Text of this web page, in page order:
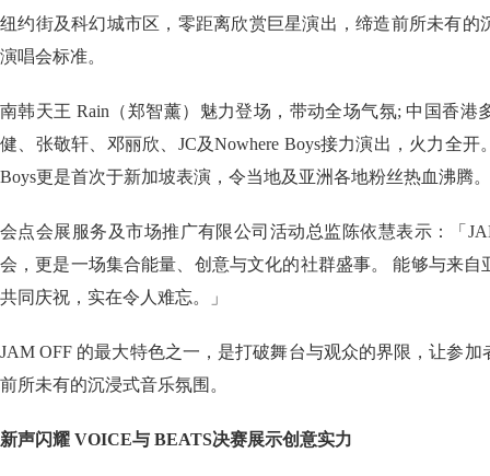
纽约街及科幻城市区，零距离欣赏巨星演出，缔造前所未有的
演唱会标准。
南韩天王 Rain（郑智薰）魅力登场，带动全场气氛; 中国香港
健、张敬轩、邓丽欣、JC及Nowhere Boys接力演出，火力全开
Boys更是首次于新加坡表演，令当地及亚洲各地粉丝热血沸腾。
会点会展服务及市场推广有限公司活动总监陈依慧表示：「
会，更是一场集合能量、创意与文化的社群盛事。 能够与来自
共同庆祝，实在令人难忘。」
JAM OFF 的最大特色之一，是打破舞台与观众的界限，让参
前所未有的沉浸式音乐氛围。
新声闪耀 VOICE与 BEATS决赛展示创意实力